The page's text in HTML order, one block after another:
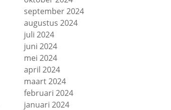
september 2024
augustus 2024
juli 2024
juni 2024
mei 2024
april 2024
maart 2024
februari 2024
januari 2024